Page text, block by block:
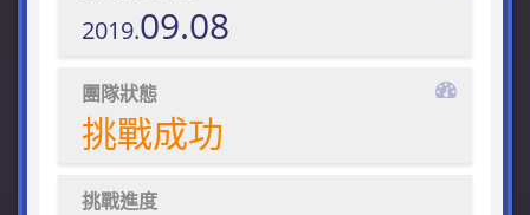
2019.09.08
團隊狀態
挑戰成功
挑戰進度